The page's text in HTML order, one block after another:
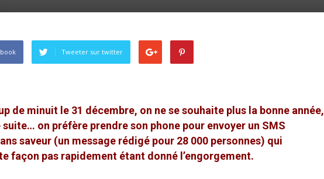
Tweeter sur twitter
de minuit le 31 décembre, on ne se souhaite plus la bonne année,
on préfère prendre son phone pour envoyer un SMS
saveur (un message rédigé pour 28 000 personnes) qui
façon pas rapidement étant donné l’engorgement.